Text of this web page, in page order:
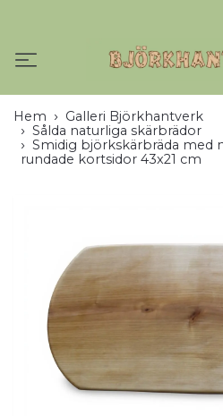
Hem
Galleri Björkhantverk
Sålda naturliga skärbrädor
Smidig björkskärbräda med
rundade kortsidor 43x21 cm